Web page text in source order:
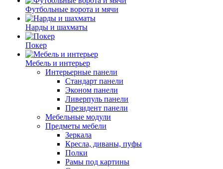
Футбольные ворота и мячи
Нарды и шахматы
Покер
Мебель и интерьер
Интерьерные панели
Стандарт панели
Эконом панели
Ливерпуль панели
Президент панели
Мебельные модули
Предметы мебели
Зеркала
Кресла, диваны, пуфы
Полки
Рамы под картины